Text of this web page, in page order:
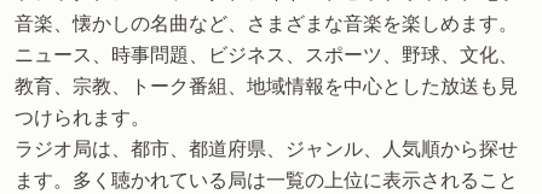
音楽、懐かしの名曲など、さまざまな音楽を楽しめます。
ニュース、時事問題、ビジネス、スポーツ、野球、文化、
教育、宗教、トーク番組、地域情報を中心とした放送も見
つけられます。
ラジオ局は、都市、都道府県、ジャンル、人気順から探せ
ます。多く聴かれている局は一覧の上位に表示されること